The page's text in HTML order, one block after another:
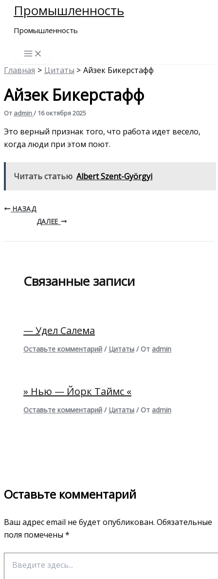
Перейти
содержимому
Промышленность
Промышленность
Главная Цитаты Айзек Бикерстафф
Айзек Бикерстафф
От admin/ 16 октября 2025
Это верный признак того, что работа идет весело,
когда люди при этом поют.
Читать статью Albert Szent-Györgyi
НАЗАД
ДАЛЕЕ
Связанные записи
— Удел Салема
Оставьте комментарий / Цитаты / От admin
» Нью — Йорк Таймс «
Оставьте комментарий / Цитаты / От admin
Оставьте комментарий
Ваш адрес email не будет опубликован. Обязательные
поля помечены *
здесь...